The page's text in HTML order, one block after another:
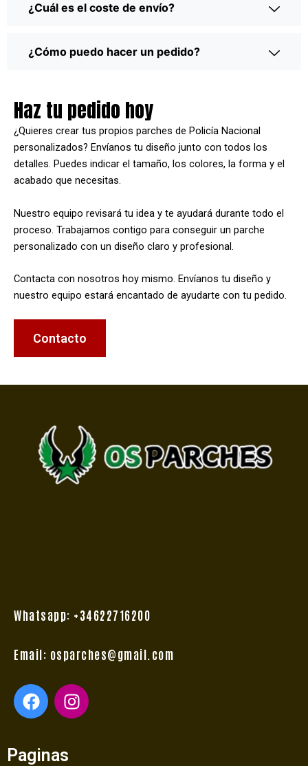
¿Cuál es el coste de envío?
¿Cómo puedo hacer un pedido?
Haz tu pedido hoy
¿Quieres crear tus propios parches de Policía Nacional
personalizados? Envíanos tu diseño junto con todos los
detalles. Puedes indicar el tamaño, los colores, la forma y el
acabado que necesitas.
Nuestro equipo revisará tu idea y te ayudará durante todo el
proceso. Trabajamos contigo para conseguir un parche
personalizado con un diseño claro y profesional.
Contacta con nosotros hoy mismo. Envíanos tu diseño y
nuestro equipo estará encantado de ayudarte con tu pedido.
Contacto
Whatsapp: +34622716200
Email: osparches@gmail.com
F
a
e
b
I
n
Paginas